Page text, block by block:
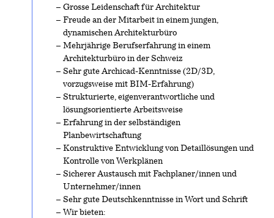
Grosse Leidenschaft für Architektur
Freude an der Mitarbeit in einem jungen,
dynamischen Architekturbüro
Mehrjährige Berufserfahrung in einem
Architekturbüro in der Schweiz
Sehr gute Archicad-Kenntnisse (2D/3D,
vorzugsweise mit BIM-Erfahrung)
Strukturierte, eigenverantwortliche und
lösungsorientierte Arbeitsweise
Erfahrung in der selbständigen
Planbewirtschaftung
Konstruktive Entwicklung von Detaillösungen und
Kontrolle von Werkplänen
Sicherer Austausch mit Fachplaner/innen und
Unternehmer/innen
Sehr gute Deutschkenntnisse in Wort und Schrift
Wir bieten: